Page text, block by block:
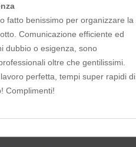
fatto benissimo per organizzare la
Comunicazione efficiente ed
dubbio o esigenza, sono
oltre che gentilissimi.
perfetta, tempi super rapidi di
Complimenti!